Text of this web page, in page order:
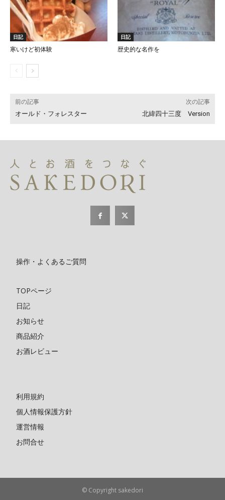
日記
寒いけど初体験
日記
歴史的な名作を
前の記事
オールド・フォレスター
次の記事
北緯四十三度 Version
操作・よくあるご質問
TOPページ
日記
お知らせ
商品紹介
お酒レビュー
利用規約
個人情報保護方針
運営情報
お問合せ
© Copyright sakedori